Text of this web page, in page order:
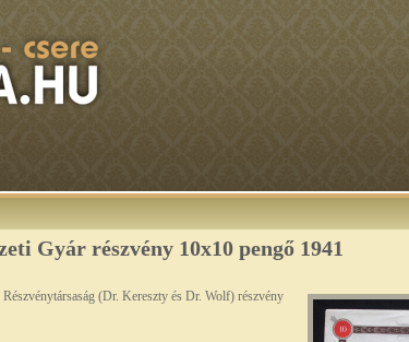
Gyár részvény 10x10 pengő 1941
(Dr. Kereszty és Dr. Wolf) részvény